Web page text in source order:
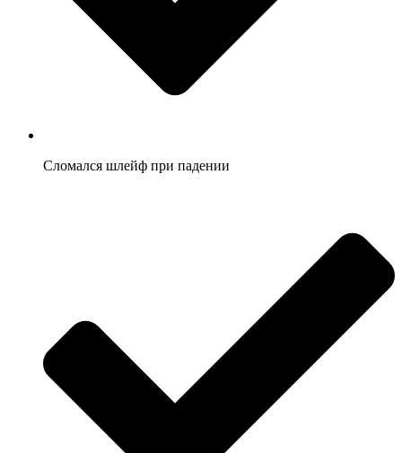
Сломался шлейф при падении